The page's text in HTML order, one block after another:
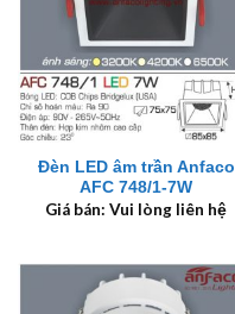
Đèn LED âm trần Anfaco
AFC 748/1-7W
Giá bán: Vui lòng liên hệ